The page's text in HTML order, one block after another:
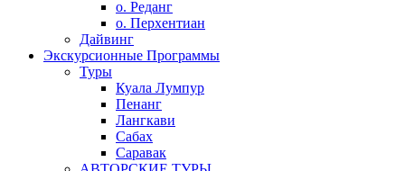
о. Реданг
о. Перхентиан
Дайвинг
Экскурсионные Программы
Туры
Куала Лумпур
Пенанг
Лангкави
Сабах
Саравак